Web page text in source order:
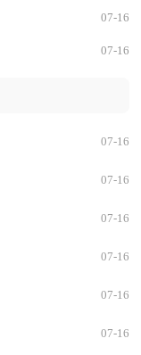
07-16
07-16
07-16
07-16
07-16
07-16
07-16
07-16